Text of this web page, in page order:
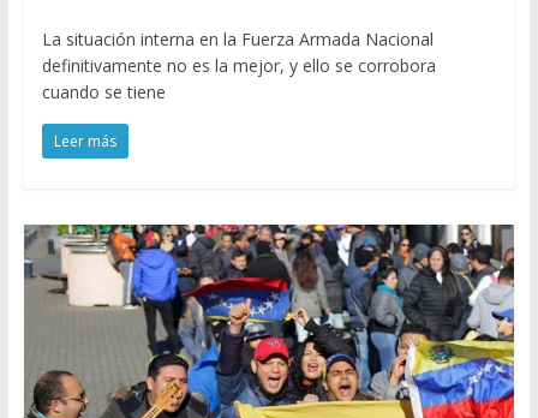
La situación interna en la Fuerza Armada Nacional
definitivamente no es la mejor, y ello se corrobora
cuando se tiene
Leer más